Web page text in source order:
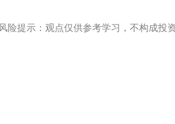
风险提示：观点仅供参考学习，不构成投